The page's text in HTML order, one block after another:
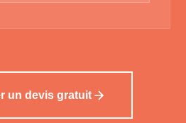
un devis gratuit